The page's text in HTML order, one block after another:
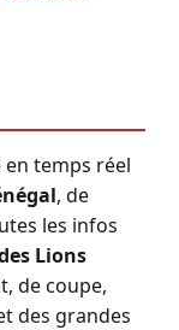
temps réel
, de
les infos
Lions
de coupe,
des grandes